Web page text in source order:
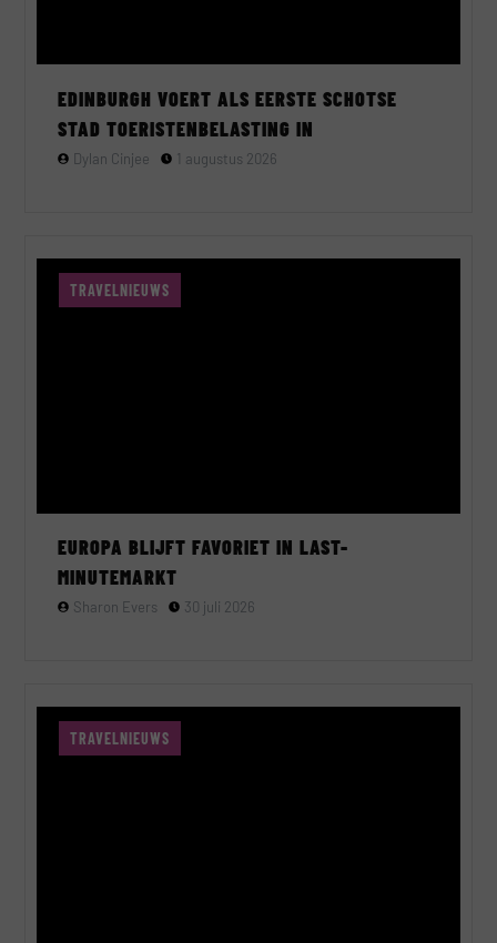
EDINBURGH VOERT ALS EERSTE SCHOTSE
STAD TOERISTENBELASTING IN
Dylan Cinjee 1 augustus 2026
TRAVELNIEUWS
EUROPA BLIJFT FAVORIET IN LAST-
MINUTEMARKT
Sharon Evers 30 juli 2026
TRAVELNIEUWS